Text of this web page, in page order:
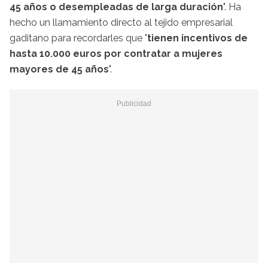
45 años o desempleadas de larga duración". Ha
hecho un llamamiento directo al tejido empresarial
gaditano para recordarles que "tienen incentivos de
hasta 10.000 euros por contratar a mujeres
mayores de 45 años".